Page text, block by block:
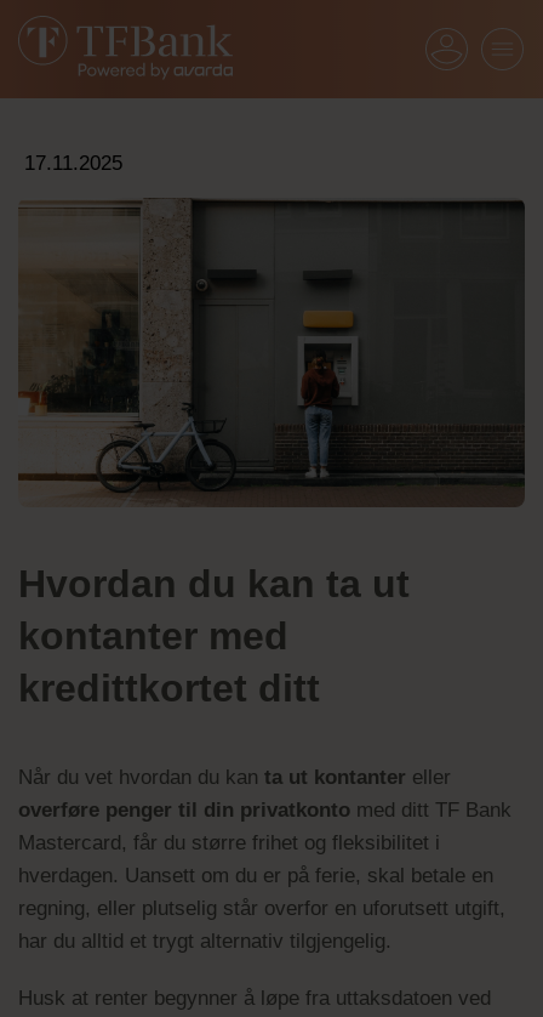
17.11.2025
Hvordan du kan ta ut
kontanter med
kredittkortet ditt
Når du vet hvordan du kan ta ut kontanter eller
overføre penger til din privatkonto med ditt TF Bank
Mastercard, får du større frihet og fleksibilitet i
hverdagen. Uansett om du er på ferie, skal betale en
regning, eller plutselig står overfor en uforutsett utgift,
har du alltid et trygt alternativ tilgjengelig.
Husk at renter begynner å løpe fra uttaksdatoen ved